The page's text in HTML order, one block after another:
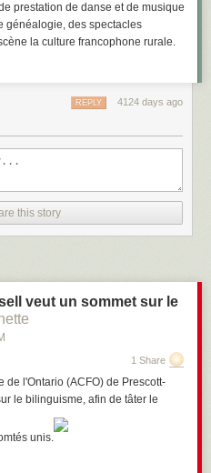
prestation de danse et de musique
généalogie, des spectacles
la culture francophone rurale.
4124 days ago
REPLY
this story
veut un sommet sur le
1 Share
de l'Ontario (ACFO) de Prescott-
le bilinguisme, afin de tâter le
unis.